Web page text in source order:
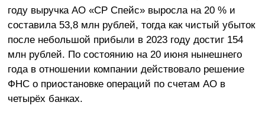
году выручка АО «СР Спейс» выросла на 20 % и
составила 53,8 млн рублей, тогда как чистый убыток
после небольшой прибыли в 2023 году достиг 154
млн рублей. По состоянию на 20 июня нынешнего
года в отношении компании действовало решение
ФНС о приостановке операций по счетам АО в
четырёх банках.